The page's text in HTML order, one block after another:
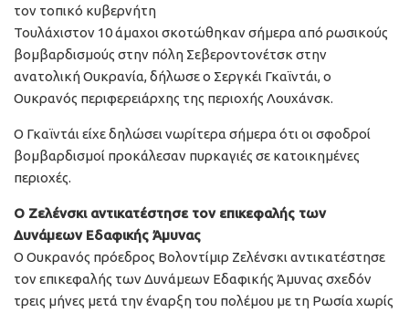
τον τοπικό κυβερνήτη
Τουλάχιστον 10 άμαχοι σκοτώθηκαν σήμερα από ρωσικούς
βομβαρδισμούς στην πόλη Σεβεροντονέτσκ στην
ανατολική Ουκρανία, δήλωσε ο Σεργκέι Γκαϊντάι, ο
Ουκρανός περιφερειάρχης της περιοχής Λουχάνσκ.
Ο Γκαϊντάι είχε δηλώσει νωρίτερα σήμερα ότι οι σφοδροί
βομβαρδισμοί προκάλεσαν πυρκαγιές σε κατοικημένες
περιοχές.
Ο Ζελένσκι αντικατέστησε τον επικεφαλής των
Δυνάμεων Εδαφικής Άμυνας
Ο Ουκρανός πρόεδρος Βολοντίμιρ Ζελένσκι αντικατέστησε
τον επικεφαλής των Δυνάμεων Εδαφικής Άμυνας σχεδόν
τρεις μήνες μετά την έναρξη του πολέμου με τη Ρωσία χωρίς